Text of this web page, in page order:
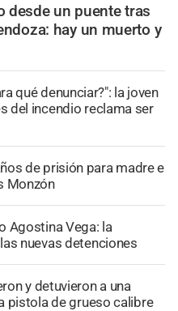
desde un puente tras
hay un muerto y
qué denunciar?": la joven
del incendio reclama ser
de prisión para madre e
Monzón
Agostina Vega: la
nuevas detenciones
y detuvieron a una
pistola de grueso calibre